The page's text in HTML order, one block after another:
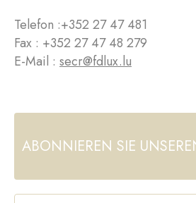
Telefon :+352 27 47 481
Fax : +352 27 47 48 279
E-Mail : secr@fdlux.lu
ABONNIEREN SIE